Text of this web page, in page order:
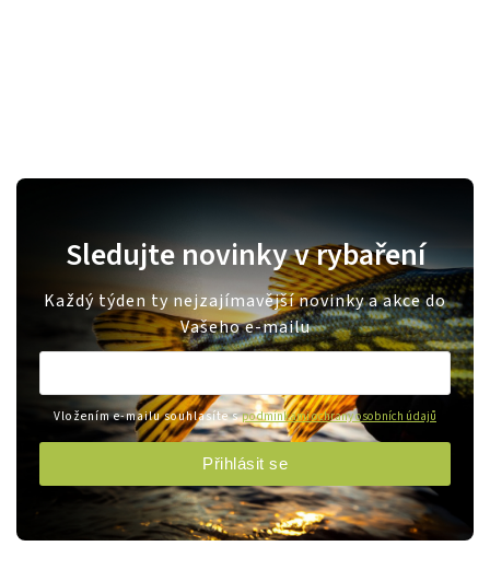
Sledujte novinky v rybaření
Každý týden ty nejzajímavější novinky a akce do
Vašeho e-mailu
Vložením e-mailu souhlasíte spodmínkami ochrany osobních údajů
Přihlásit se